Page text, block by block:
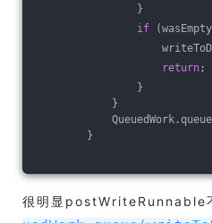
}
if
return;
}
}
}
很明显postWriteRunnable